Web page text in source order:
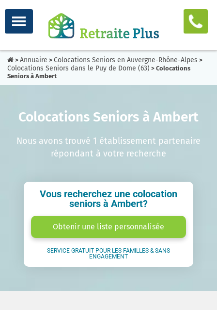
> Annuaire > Colocations Seniors en Auvergne-Rhône-Alpes >
Colocations Seniors dans le Puy de Dome (63) > Colocations
Seniors à Ambert
Colocations Seniors à Ambert
Nous avons trouvé 1 établissement partenaire
répondant à votre recherche
Vous recherchez une colocation
seniors à Ambert?
Obtenir une liste personnalisée
SERVICE GRATUIT POUR LES FAMILLES & SANS
ENGAGEMENT